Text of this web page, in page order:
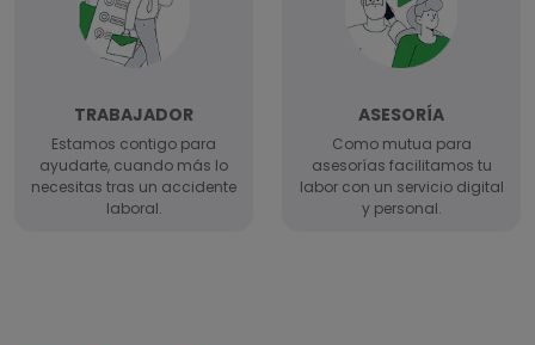
TRABAJADOR
Estamos contigo para
ayudarte, cuando más lo
necesitas tras un accidente
laboral.
ASESORÍA
Como mutua para
asesorías facilitamos tu
labor con un servicio digital
y personal.